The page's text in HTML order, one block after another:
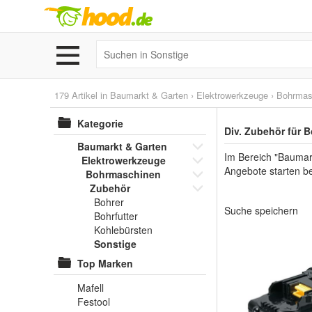
179 Artikel in Baumarkt & Garten › Elektrowerkzeuge ›
Kategorie
Baumarkt & Garten
Elektrowerkzeuge
Bohrmaschinen
Zubehör
Bohrer
Bohrfutter
Kohlebürsten
Sonstige
Top Marken
Mafell
Festool
Div. Zubehör für
Im Bereich
Angebote starten
Suche speichern